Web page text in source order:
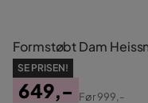
Formstøbt Dam
SE PRISEN!
649,-
Før999,-